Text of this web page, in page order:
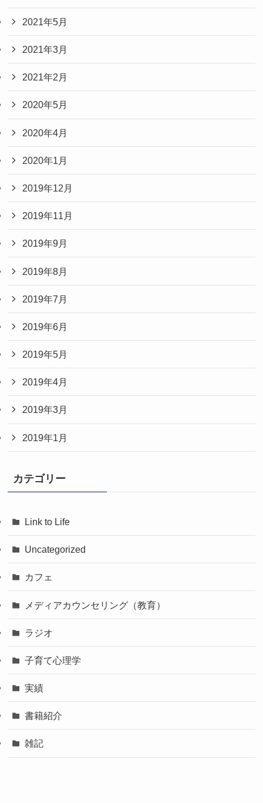
2021年5月
2021年3月
2021年2月
2020年5月
2020年4月
2020年1月
2019年12月
2019年11月
2019年9月
2019年8月
2019年7月
2019年6月
2019年5月
2019年4月
2019年3月
2019年1月
カテゴリー
Link to Life
Uncategorized
カフェ
メディアカウンセリング（教育）
ラジオ
子育て心理学
実績
書籍紹介
雑記